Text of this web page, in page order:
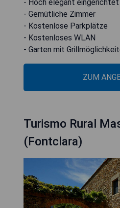
- Hoch elegant eingerichtet
- Gemütliche Zimmer
- Kostenlose Parkplätze
- Kostenloses WLAN
- Garten mit
ZUM
Turismo Rural
(Fontclara)